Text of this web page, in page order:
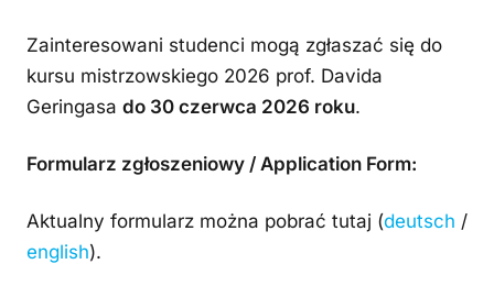
Zainteresowani studenci mogą zgłaszać się do
kursu mistrzowskiego 2026 prof. Davida
Geringasa do 30 czerwca 2026 roku.
Formularz zgłoszeniowy / Application Form:
Aktualny formularz można pobrać tutaj (deutsch /
english).